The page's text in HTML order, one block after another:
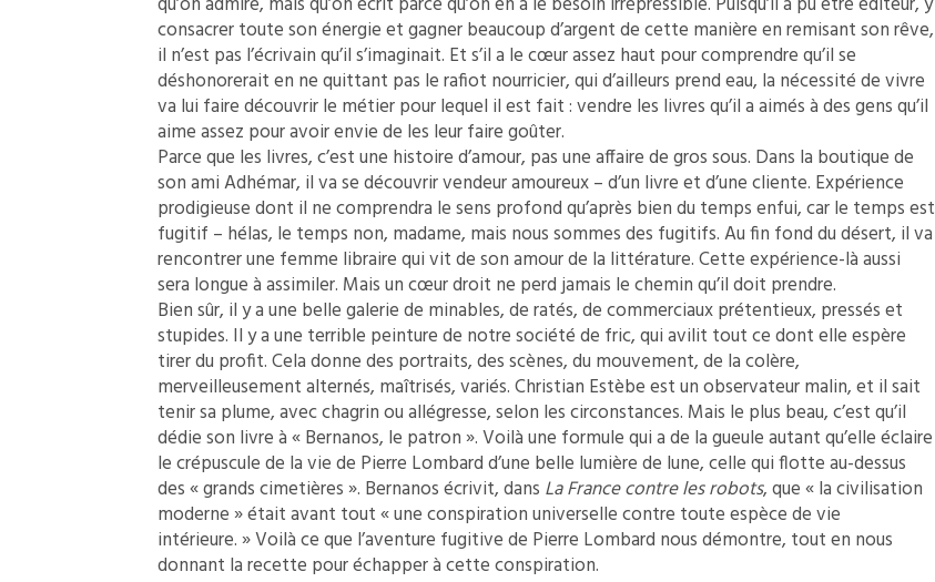
consacrer toute son énergie et gagner beaucoup d’argent de cette manière en remisant son rêve,
il n’est pas l’écrivain qu’il s’imaginait. Et s’il a le cœur assez haut pour comprendre qu’il se
déshonorerait en ne quittant pas le rafiot nourricier, qui d’ailleurs prend eau, la nécessité de vivre
va lui faire découvrir le métier pour lequel il est fait : vendre les livres qu’il a aimés à des gens qu’il
aime assez pour avoir envie de les leur faire goûter.
Parce que les livres, c’est une histoire d’amour, pas une affaire de gros sous. Dans la boutique de
son ami Adhémar, il va se découvrir vendeur amoureux – d’un livre et d’une cliente. Expérience
prodigieuse dont il ne comprendra le sens profond qu’après bien du temps enfui, car le temps est
fugitif – hélas, le temps non, madame, mais nous sommes des fugitifs. Au fin fond du désert, il va
rencontrer une femme libraire qui vit de son amour de la littérature. Cette expérience-là aussi
sera longue à assimiler. Mais un cœur droit ne perd jamais le chemin qu’il doit prendre.
Bien sûr, il y a une belle galerie de minables, de ratés, de commerciaux prétentieux, pressés et
stupides. Il y a une terrible peinture de notre société de fric, qui avilit tout ce dont elle espère
tirer du profit. Cela donne des portraits, des scènes, du mouvement, de la colère,
merveilleusement alternés, maîtrisés, variés. Christian Estèbe est un observateur malin, et il sait
tenir sa plume, avec chagrin ou allégresse, selon les circonstances. Mais le plus beau, c’est qu’il
dédie son livre à « Bernanos, le patron ». Voilà une formule qui a de la gueule autant qu’elle éclaire
le crépuscule de la vie de Pierre Lombard d’une belle lumière de lune, celle qui flotte au-dessus
des « grands cimetières ». Bernanos écrivit, dans La France contre les robots, que « la civilisation
moderne » était avant tout « une conspiration universelle contre toute espèce de vie
intérieure. » Voilà ce que l’aventure fugitive de Pierre Lombard nous démontre, tout en nous
donnant la recette pour échapper à cette conspiration.